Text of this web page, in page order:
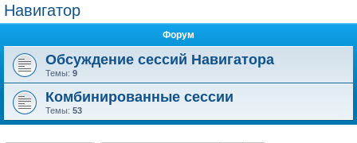
Навигатор
Форум
Обсуждение сессий Навигатора
Темы: 9
Комбинированные сессии
Темы: 53